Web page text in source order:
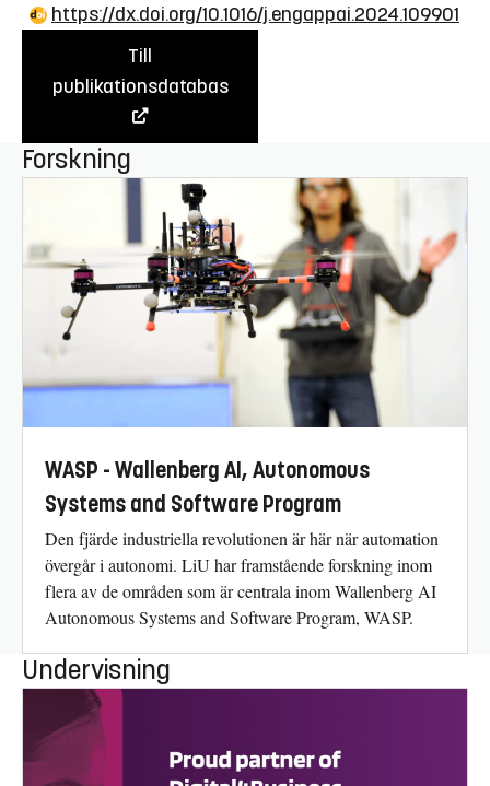
https://dx.doi.org/10.1016/j.engappai.2024.109901
Till
publikationsdatabas
Forskning
WASP - Wallenberg AI, Autonomous
Systems and Software Program
Den fjärde industriella revolutionen är här när automation
övergår i autonomi. LiU har framstående forskning inom
flera av de områden som är centrala inom Wallenberg AI
Autonomous Systems and Software Program, WASP.
Undervisning